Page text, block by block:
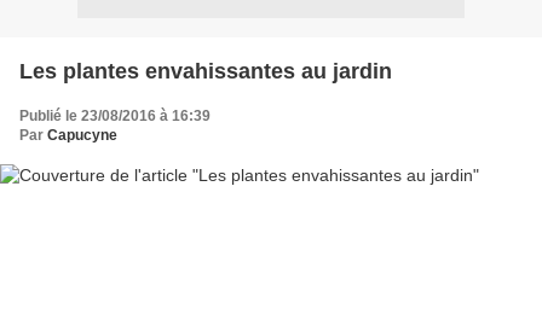
Les plantes envahissantes au jardin
Publié le 23/08/2016 à 16:39
Par Capucyne